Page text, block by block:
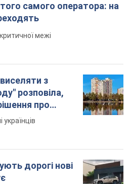
самого оператора: на
межі
з
розповіла,
про
дорогі нові